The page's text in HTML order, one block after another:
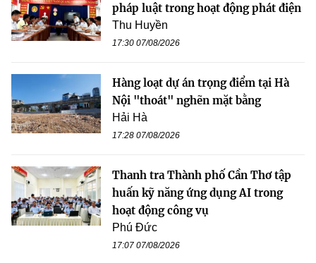
pháp luật trong hoạt động phát điện
Thu Huyền
17:30 07/08/2026
Hàng loạt dự án trọng điểm tại Hà
Nội "thoát" nghẽn mặt bằng
Hải Hà
17:28 07/08/2026
Thanh tra Thành phố Cần Thơ tập
huấn kỹ năng ứng dụng AI trong
hoạt động công vụ
Phú Đức
17:07 07/08/2026